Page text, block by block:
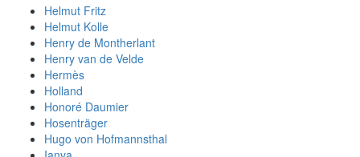
Helmut Fritz
Helmut Kolle
Henry de Montherlant
Henry van de Velde
Hermès
Holland
Honoré Daumier
Hosenträger
Hugo von Hofmannsthal